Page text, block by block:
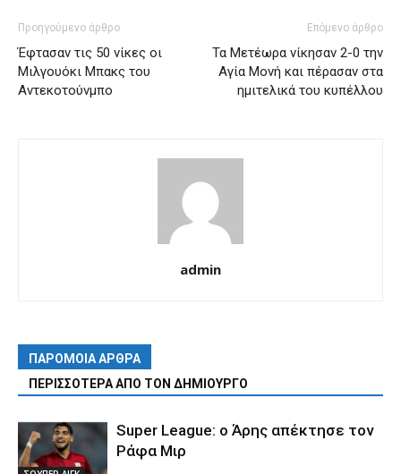
Προηγούμενο άρθρο
Έφτασαν τις 50 νίκες οι
Μιλγουόκι Μπακς του
Αντεκοτούνμπο
Επόμενο άρθρο
Τα Μετέωρα νίκησαν 2-0 την
Αγία Μονή και πέρασαν στα
ημιτελικά του κυπέλλου
admin
ΠΑΡΟΜΟΙΑ ΑΡΘΡΑ
ΠΕΡΙΣΣΟΤΕΡΑ ΑΠΟ ΤΟΝ ΔΗΜΙΟΥΡΓΟ
Super League: ο Άρης απέκτησε τον
Ράφα Μιρ